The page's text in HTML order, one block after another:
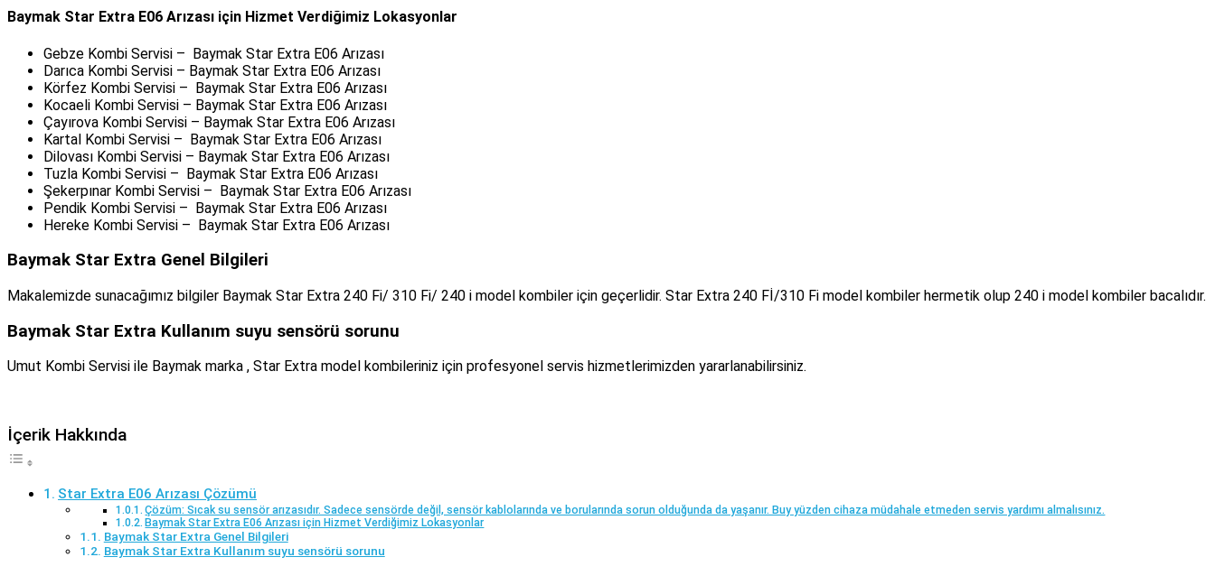
Baymak Star Extra E06 Arızası için Hizmet Verdiğimiz Lokasyonlar
Gebze Kombi Servisi – Baymak Star Extra E06 Arızası
Darıca Kombi Servisi – Baymak Star Extra E06 Arızası
Körfez Kombi Servisi – Baymak Star Extra E06 Arızası
Kocaeli Kombi Servisi – Baymak Star Extra E06 Arızası
Çayırova Kombi Servisi – Baymak Star Extra E06 Arızası
Kartal Kombi Servisi – Baymak Star Extra E06 Arızası
Dilovası Kombi Servisi – Baymak Star Extra E06 Arızası
Tuzla Kombi Servisi – Baymak Star Extra E06 Arızası
Şekerpınar Kombi Servisi – Baymak Star Extra E06 Arızası
Pendik Kombi Servisi – Baymak Star Extra E06 Arızası
Hereke Kombi Servisi – Baymak Star Extra E06 Arızası
Baymak Star Extra Genel Bilgileri
Makalemizde sunacağımız bilgiler Baymak Star Extra 240 Fi/ 310 Fi/ 240 i model kombiler için geçerlidir. Star Extra 240 Fİ/310 Fi model kombiler hermetik olup 240 i model kombiler bacalıdır.
Baymak Star Extra Kullanım suyu sensörü sorunu
Umut Kombi Servisi ile Baymak marka , Star Extra model kombileriniz için profesyonel servis hizmetlerimizden yararlanabilirsiniz.
İçerik Hakkında
Star Extra E06 Arızası Çözümü
Çözüm: Sıcak su sensör arızasıdır. Sadece sensörde değil, sensör kablolarında ve borularında sorun olduğunda da yaşanır. Buy yüzden cihaza müdahale etmeden servis yardımı almalısınız.
Baymak Star Extra E06 Arızası için Hizmet Verdiğimiz Lokasyonlar
Baymak Star Extra Genel Bilgileri
Baymak Star Extra Kullanım suyu sensörü sorunu